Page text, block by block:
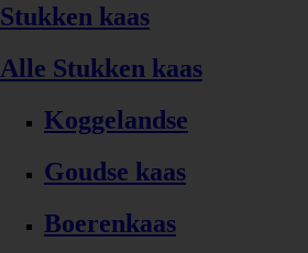
Stukken kaas
Alle Stukken kaas
Koggelandse
Goudse kaas
Boerenkaas